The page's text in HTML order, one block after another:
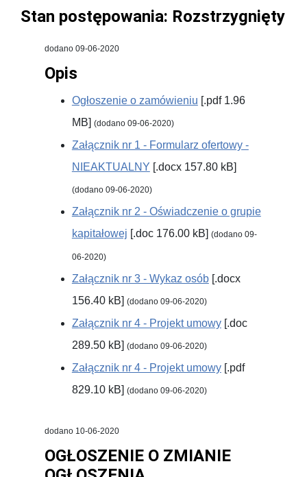
Stan postępowania: Rozstrzygnięty
dodano 09-06-2020
Opis
Ogłoszenie o zamówieniu [.pdf 1.96
MB] (dodano 09-06-2020)
Załącznik nr 1 - Formularz ofertowy -
NIEAKTUALNY [.docx 157.80 kB]
(dodano 09-06-2020)
Załącznik nr 2 - Oświadczenie o grupie
kapitałowej [.doc 176.00 kB] (dodano 09-
06-2020)
Załącznik nr 3 - Wykaz osób[.docx
156.40 kB] (dodano 09-06-2020)
Załącznik nr 4 - Projekt umowy[.doc
289.50 kB] (dodano 09-06-2020)
Załącznik nr 4 - Projekt umowy[.pdf
829.10 kB] (dodano 09-06-2020)
dodano 10-06-2020
OGŁOSZENIE O ZMIANIE